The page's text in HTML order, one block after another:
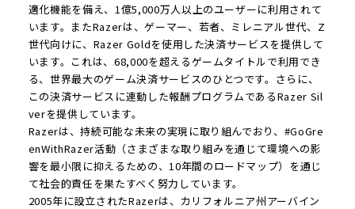
適化機能を備え、1億5,000万人以上のユーザーに利用されて
います。またRazerは、ゲーマー、若者、ミレニアル世代、Z
世代向けに、Razer Goldを使用した決済サービスを提供して
います。これは、68,000を超えるゲームタイトルで利用でき
る、世界最大のゲーム決済サービスのひとつです。さらに、
この決済サービスに連動した報酬プログラムであるRazer Sil
verを提供しています。
Razerは、持続可能な未来の実現に取り組んでおり、#GoGre
enWithRazer活動（さまざまな取り組みを通じて環境への影
響を最小限に抑えるための、10年間のロードマップ）を通じ
て社会的責任を果たすべく努力しています。
2005年に設立されたRazerは、カリフォルニア州アーバイン